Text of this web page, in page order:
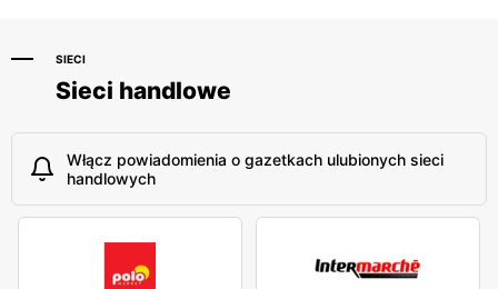
SIECI
Sieci handlowe
Włącz powiadomienia o gazetkach ulubionych sieci
handlowych